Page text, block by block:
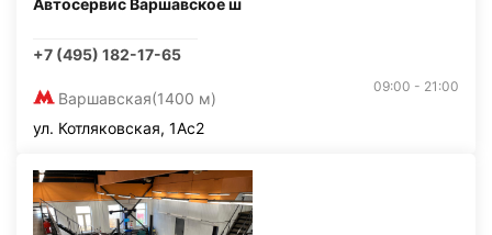
Автосервис Варшавское ш
+7 (495) 182-17-65
Варшавская(1400 м)
09:00 - 21:00
ул. Котляковская, 1Ас2